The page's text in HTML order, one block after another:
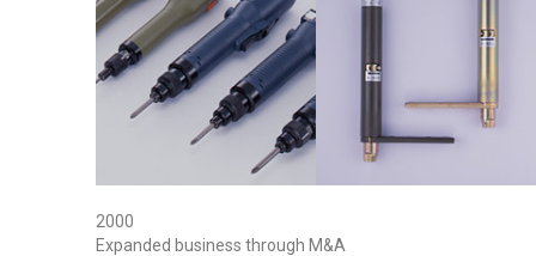
2000
Expanded business through M&A